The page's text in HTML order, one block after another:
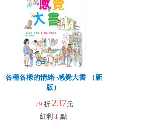
各種各樣的情緒~感覺大書 （新
版）
79 折 237元
紅利 1 點